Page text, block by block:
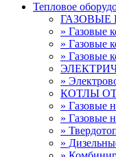
Тепловое
ГАЗОВЫЕ
» Газовые
» Газовые
» Газовые
»
КОТЛЫ
» Газовые
» Газовые
»
»